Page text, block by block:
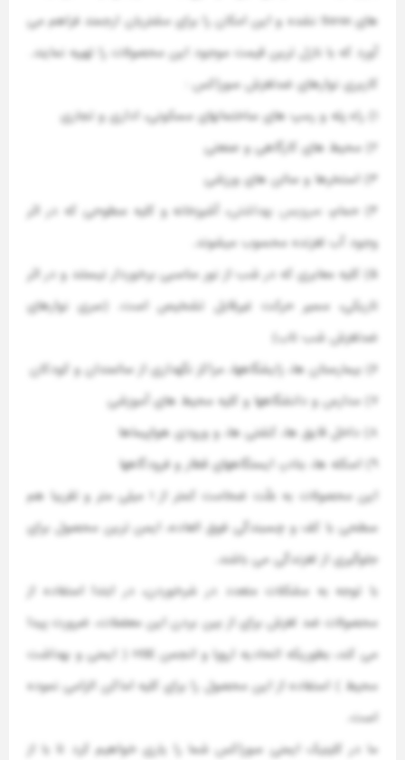
های Sorex نشده و این امکان را برای مشتریان ارجمند فراهم می
آورد که با نازل ترین قیمت موجود این محصولات را تهییه نمایند.
کاربری نوارهای ضدلغزش سوراِکس :
۲) محیط های کارگاهی و صنعتی
۳) استخرها و سالن های ورزشی
۴) حمام،
سرویس بهداشتی، آشپزخانه و کلیه سطوحی که در اثر
وجود آب لغزنده محسوب میشوند.
۵) کلیه معابری که در شب از نور مناسبی برخوردار نیستند و در اثر
تاریکی، مسیر حرکت غیرقابل تشخیص است. (سری نوارهای
ضدلغزش شب تاب)
۶) بیمارستان ها، زایشگاهها، مراکز نگهداری از سالمندان و کودکان
۷) مدارس و دانشگاهها و کلیه محیط های آموزشی
۸) داخل قایق ها، کشتی ها، و ورودی هواپیماها
۹) اسکله ها، بنادر، ایستگاههای قطار و فرودگاهها
این محصولات به علّت ضخامت کمتر از ۱ میلی متر و تقریبا هم
سطحی با کف و چسبندگی فوق العاده، ایمن ترین محصول برای
جلوگیری از لغزندگی می باشند.
با توجه به مشکلات متعدد در سُرخوردن، در ابتدا استفاده از
محصولات ضد لغزش برای از بین بردن این معضلات، ضرورت پیدا
می کند، بطوریکه اتحادیه اروپا و انجمن HSE ( ایمنی و بهداشت
محیط ) استفاده از این محصول را برای کلیه اماکن الزامی نموده
است.
ما در کلینیک ایمنی سوراِکس شما را یاری خواهیم کرد تا با از